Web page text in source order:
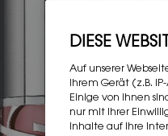
DIESE
Auf unserer
Ihrem Gerät (z.B.
Einige von ihnen
nur mit Ihrer
Inhalte auf Ihre